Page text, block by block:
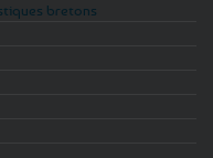
bretons